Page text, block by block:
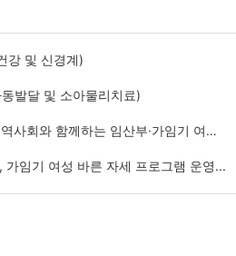
강 및 신경계)
발달 및 소아물리치료)
함께하는 임산부·가임기 여성 건강교육
임기 여성 바른 자세 프로그램 운영...